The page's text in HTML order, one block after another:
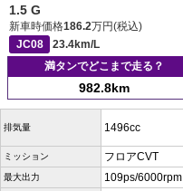
1.5 G
新車時価格186.2万円(税込)
JC08
23.4km/L
満タンでどこまで走る？
982.8km
排気量 1496cc
ミッション フロアCVT
最大出力 109ps/6000rpm